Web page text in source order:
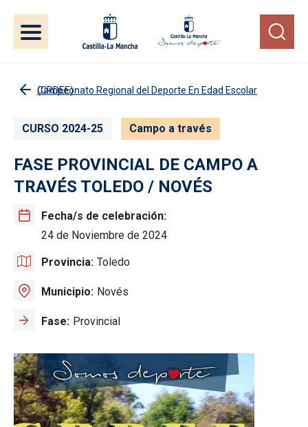
Campeonato Regional del Deporte En Edad Escolar (CRDEE)
CURSO 2024-25 Campo a través
FASE PROVINCIAL DE CAMPO A
TRAVÉS TOLEDO / NOVÉS
Fecha/s de celebración
24 de Noviembre de 2024
Provincia Toledo
Municipio Novés
Fase Provincial